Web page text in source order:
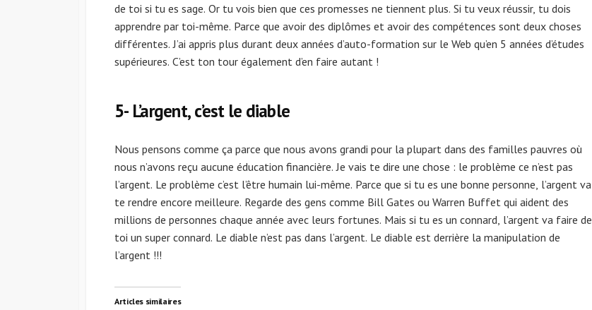
de toi si tu es sage. Or tu vois bien que ces promesses ne tiennent plus. Si tu veux réussir, tu dois
apprendre par toi-même. Parce que avoir des diplômes et avoir des compétences sont deux choses
différentes. J’ai appris plus durant deux années d’auto-formation sur le Web qu’en 5 années d’études
supérieures. C’est ton tour également d’en faire autant !
5- L’argent, c’est le diable
Nous pensons comme ça parce que nous avons grandi pour la plupart dans des familles pauvres où
nous n’avons reçu aucune éducation financière. Je vais te dire une chose : le problème ce n’est pas
l’argent. Le problème c’est l’être humain lui-même. Parce que si tu es une bonne personne, l’argent va
te rendre encore meilleure. Regarde des gens comme Bill Gates ou Warren Buffet qui aident des
millions de personnes chaque année avec leurs fortunes. Mais si tu es un connard, l’argent va faire de
toi un super connard. Le diable n’est pas dans l’argent. Le diable est derrière la manipulation de
l’argent !!!
Articles similaires